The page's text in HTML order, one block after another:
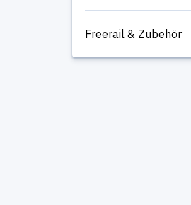
Freerail & Zubehör